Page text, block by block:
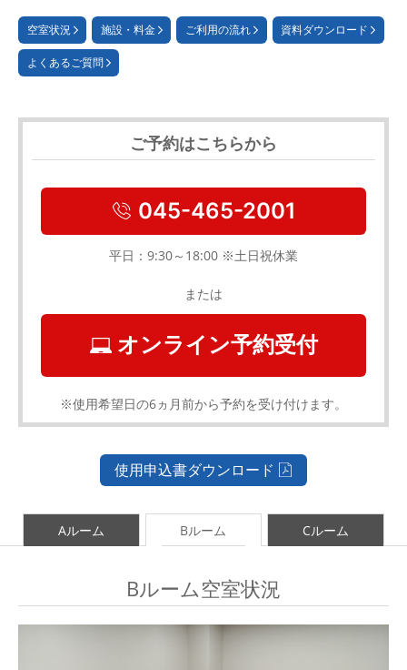
空室状況 施設・料金 ご利用の流れ 資料ダウンロード
よくあるご質問
ご予約はこちらから
045-465-2001
平日：9:30～18:00 ※土日祝休業
または
オンライン予約受付
※使用希望日の6ヵ月前から予約を受け付けます。
使用申込書ダウンロード
Aルーム Bルーム Cルーム
Bルーム空室状況